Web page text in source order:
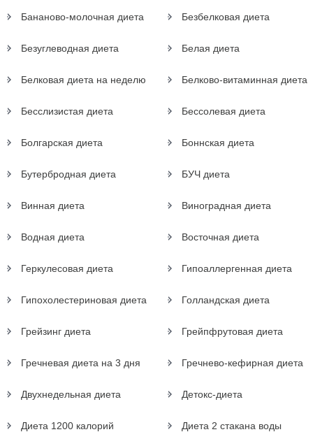
Бананово-молочная диета Безбелковая диета
Безуглеводная диета Белая диета
Белковая диета на неделю Белково-витаминная диета
Бесслизистая диета Бессолевая диета
Болгарская диета Боннская диета
Бутербродная диета БУЧ диета
Винная диета Виноградная диета
Водная диета Восточная диета
Геркулесовая диета Гипоаллергенная диета
Гипохолестериновая диета Голландская диета
Грейзинг диета Грейпфрутовая диета
Гречневая диета на 3 дня Гречнево-кефирная диета
Двухнедельная диета Детокс-диета
Диета 1200 калорий Диета 2 стакана воды